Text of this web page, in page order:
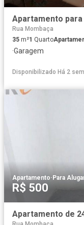
Rua Mombaça
35 m²1 Quarto
·Garagem
Disponibilizado Há 2
Apartamento·Para
R$ 500